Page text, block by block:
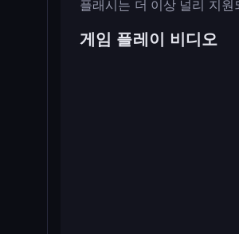
플래시는 더 이상 널리 지
게임 플레이 비디오